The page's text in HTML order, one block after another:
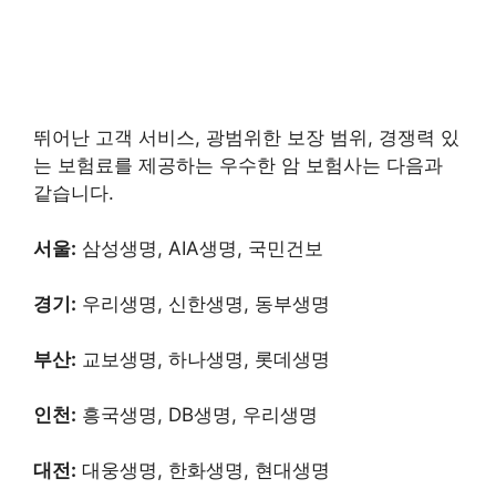
뛰어난 고객 서비스, 광범위한 보장 범위, 경쟁력 있
는 보험료를 제공하는 우수한 암 보험사는 다음과
같습니다.
서울: 삼성생명, AIA생명, 국민건보
경기: 우리생명, 신한생명, 동부생명
부산: 교보생명, 하나생명, 롯데생명
인천: 흥국생명, DB생명, 우리생명
대전: 대웅생명, 한화생명, 현대생명